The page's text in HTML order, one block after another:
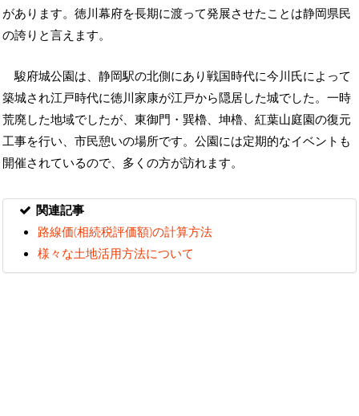
があります。徳川幕府を長期に渡って発展させたことは静岡県民
の誇りと言えます。
駿府城公園は、静岡駅の北側にあり戦国時代に今川氏によって
築城され江戸時代に徳川家康が江戸から隠居した城でした。一時
荒廃した地域でしたが、東御門・巽櫓、坤櫓、紅葉山庭園の復元
工事を行い、市民憩いの場所です。公園には定期的なイベントも
開催されているので、多くの方が訪れます。
関連記事
路線価(相続税評価額)の計算方法
様々な土地活用方法について